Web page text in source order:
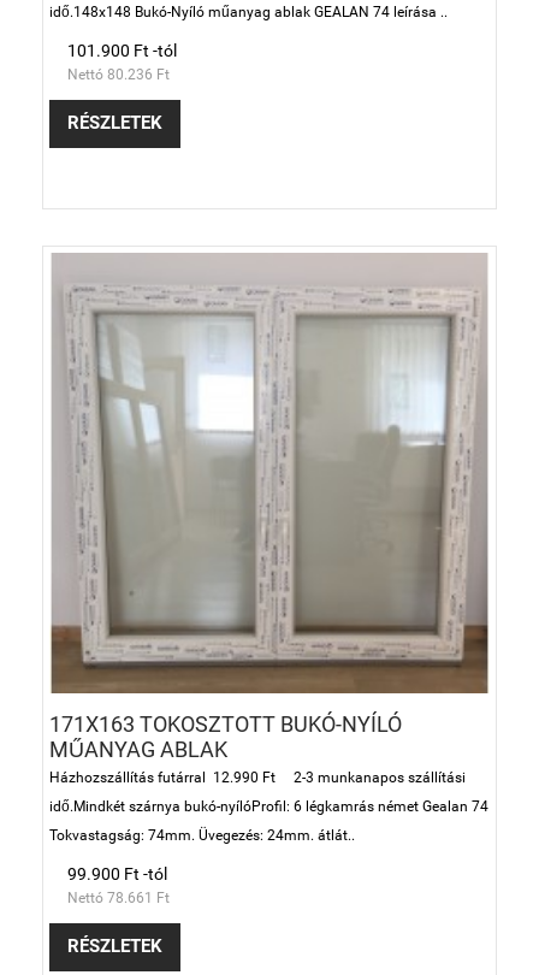
idő.148x148 Bukó-Nyíló műanyag ablak GEALAN 74 leírása ..
101.900 Ft -tól
Nettó 80.236 Ft
RÉSZLETEK
171X163 TOKOSZTOTT BUKÓ-NYÍLÓ
MŰANYAG ABLAK
Házhozszállítás futárral 12.990 Ft 2-3 munkanapos szállítási
idő.Mindkét szárnya bukó-nyílóProfil: 6 légkamrás német Gealan 74
Tokvastagság: 74mm. Üvegezés: 24mm. átlát..
99.900 Ft -tól
Nettó 78.661 Ft
RÉSZLETEK